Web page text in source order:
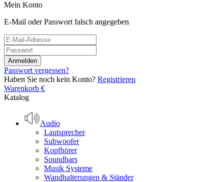
Mein Konto
E-Mail oder Passwort falsch angegeben
Passwort vergessen?
Haben Sie noch kein Konto? Registrieren
Warenkorb €
Katalog
Audio
Lautsprecher
Subwoofer
Kopfhörer
Soundbars
Musik Systeme
Wandhalterungen & Ständer